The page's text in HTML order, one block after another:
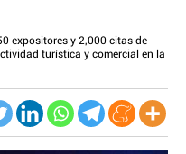
expositores y 2,000 citas de
turística y comercial en la